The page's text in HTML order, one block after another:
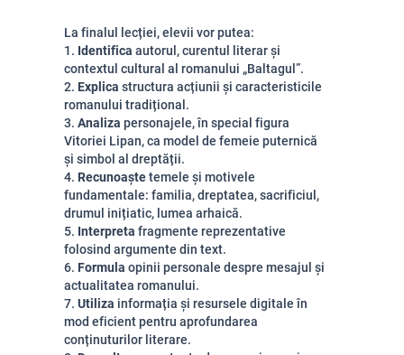
La finalul lecției, elevii vor putea:
1. Identifica autorul, curentul literar și
contextul cultural al romanului „Baltagul”.
2. Explica structura acțiunii și caracteristicile
romanului tradițional.
3. Analiza personajele, în special figura
Vitoriei Lipan, ca model de femeie puternică
și simbol al dreptății.
4. Recunoaștetemele și motivele
fundamentale: familia, dreptatea, sacrificiul,
drumul inițiatic, lumea arhaică.
5. Interpreta fragmente reprezentative
folosind argumente din text.
6. Formula opinii personale despre mesajul și
actualitatea romanului.
7. Utiliza informația și resursele digitale în
mod eficient pentru aprofundarea
conținuturilor literare.